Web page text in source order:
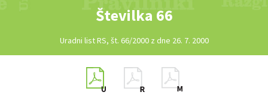
Številka 66
Uradni list RS, št. 66/2000 z dne 26. 7. 2000